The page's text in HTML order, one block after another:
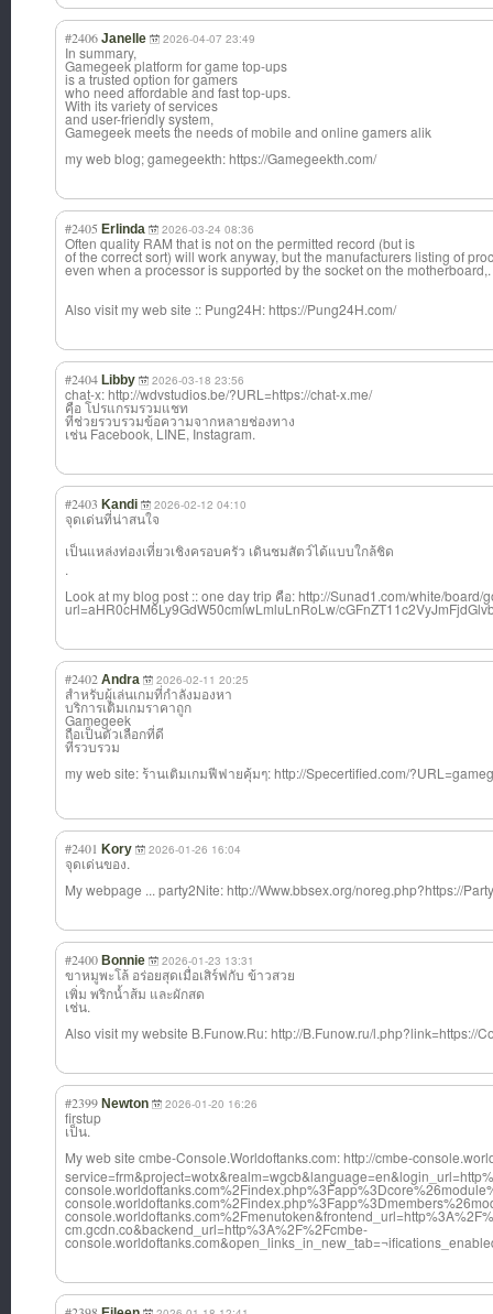
#2406 Janelle 2026-04-07 23:49
In summary,
Gamegeek platform for game top-ups
is a trusted option for gamers
who need affordable and fast top-ups.
With its variety of services
and user-friendly system,
Gamegeek meets the needs of mobile and online gamers alik
my web blog; gamegeekth: https://Gamegeekth.com/
#2405 Erlinda 2026-03-24 08:36
Often quality RAM that is not on the permitted record (but is
of the correct sort) will work anyway, but the manufacturers listing of
even when a processor is supported by the socket on the motherboard,.
Also visit my web site :: Pung24H: https://Pung24H.com/
#2404 Libby 2026-03-18 23:56
chat-x: http://wdvstudios.be/?URL=https://chat-x.me/
คือ โปรแกรมรวมแชท
ที่ช่วยรวบรวมข้อความจากหลายช่องทาง
เช่น Facebook, LINE, Instagram.
#2403 Kandi 2026-02-12 04:10
จุดเด่นที่น่าสนใจ
เป็นแหล่งท่องเที่ยวเชิงครอบครัว เดินชมสัตว์ได้แบบใกล้ชิด
.
Look at my blog post :: one day trip คือ: http://Sunad1.com/white/board/
url=aHR0cHM6Ly9GdW50cmlwLmluLnRoLw/
#2402 Andra 2026-02-11 20:25
สำหรับผู้เล่นเกมที่กำลังมองหา
บริการเติมเกมราคาถูก
Gamegeek
ถือเป็นตัวเลือกที่ดี
ที่รวบรวม
my web site: ร้านเติมเกมฟีฟายคุ้มๆ: http://Specertified.com/
#2401 Kory 2026-01-26 16:04
จุดเด่นของ.
My webpage ... party2Nite: http://Www.bbsex.org/noreg.php?https://
#2400 Bonnie 2026-01-23 13:31
ขาหมูพะโล้ อร่อยสุดเมื่อเสิร์ฟกับ ข้าวสวย
เพิ่ม พริกน้ำส้ม และผักสด
เช่น.
Also visit my website B.Funow.Ru: http://B.Funow.ru/l.php?link=https://
#2399 Newton 2026-01-20 16:26
firstup
เป็น.
My web site cmbe-Console.Worldoftanks.com: http://cmbe-
cm.gcdn.co&backend_url=http%3A%2F%2Fcmbe-